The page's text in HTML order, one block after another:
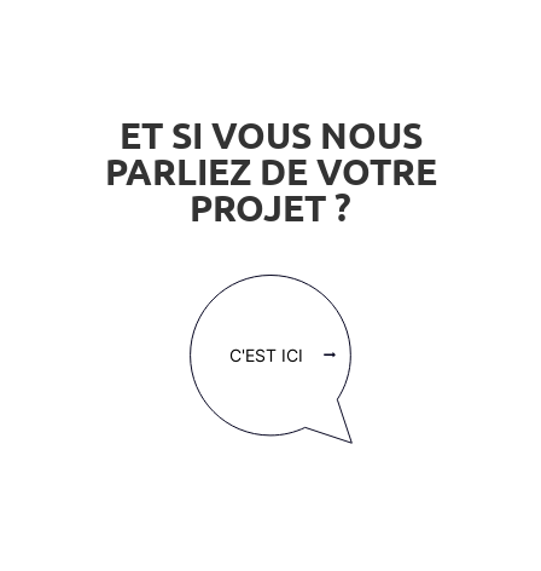
ET SI VOUS NOUS
PARLIEZ DE VOTRE
PROJET ?